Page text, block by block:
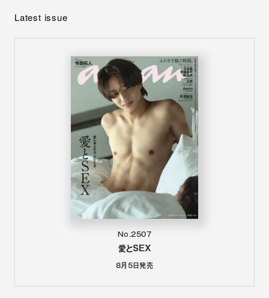
Latest issue
No.2507
愛とSEX
8月5日発売